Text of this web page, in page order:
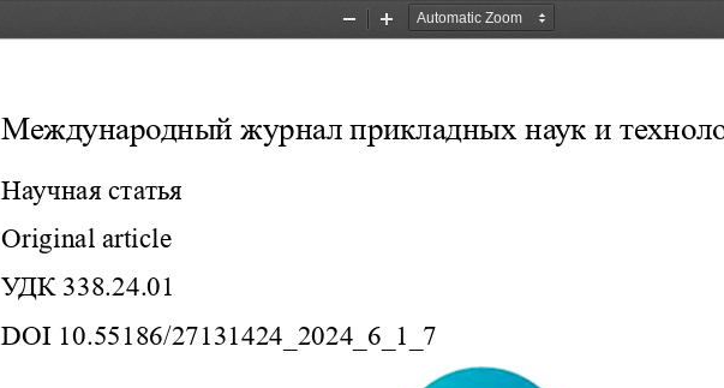
Zoom
Zoom
Международный журнал прикладных наук и
Научная статья
Original article
УДК 338.24.01
DOI 10.55186/27131424_2024_6_1_7